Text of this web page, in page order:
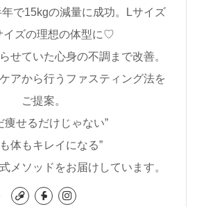
で15kgの減量に成功。Lサイズ
イズの理想の体型に♡
せていた心身の不調まで改善。
アから行うファスティング法を
ご提案。
痩せるだけじゃない”
体もキレイになる”
メソッドをお届けしています。